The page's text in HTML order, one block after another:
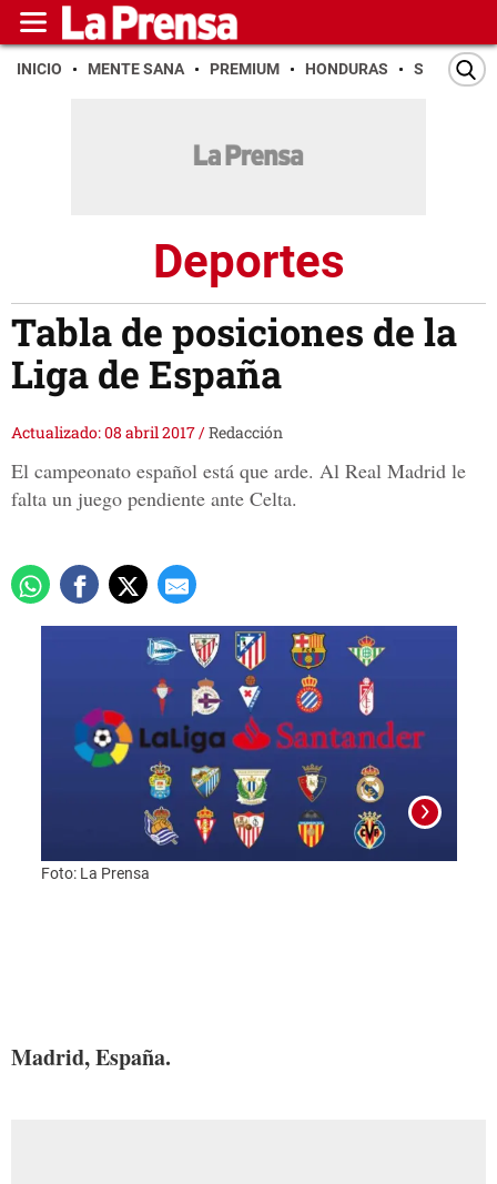
INICIO MENTE SANA PREMIUM HONDURAS SAN PEDRO
Deportes
Tabla de posiciones de la
Liga de España
Actualizado: 08 abril 2017/Redacción
El campeonato español está que arde. Al Real Madrid le
falta un juego pendiente ante Celta.
Foto: La Prensa
Madrid, España.